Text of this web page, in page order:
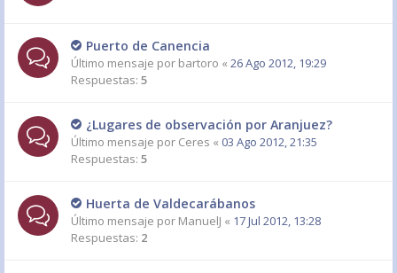
Puerto de Canencia
Último mensaje por bartoro « 26 Ago 2012, 19:29
Respuestas: 5
¿Lugares de observación por Aranjuez?
Último mensaje por Ceres « 03 Ago 2012, 21:35
Respuestas: 5
Huerta de Valdecarábanos
Último mensaje por ManuelJ « 17 Jul 2012, 13:28
Respuestas: 2